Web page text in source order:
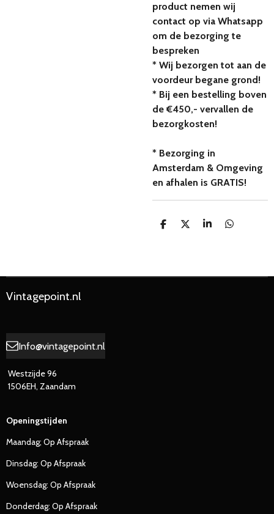
product nemen wij
contact op via Whatsapp
om de bezorging te
bespreken
* Wij bezorgen tot aan de
voordeur begane grond!
* Bij een bestelling boven
de €450,- vervallen de
bezorgkosten!
* Bezorging in
Amsterdam & Omgeving
en afhalen is GRATIS!
D
D
S
D
Vintagepoint.nl
Info@vintagepoint.nl
Westzijde 96
1506EH, Zaandam
Openingstijden
Maandag; Op Afspraak
Dinsdag: Op Afspraak
Woensdag: Op Afspraak
Donderdag: Op Afspraak